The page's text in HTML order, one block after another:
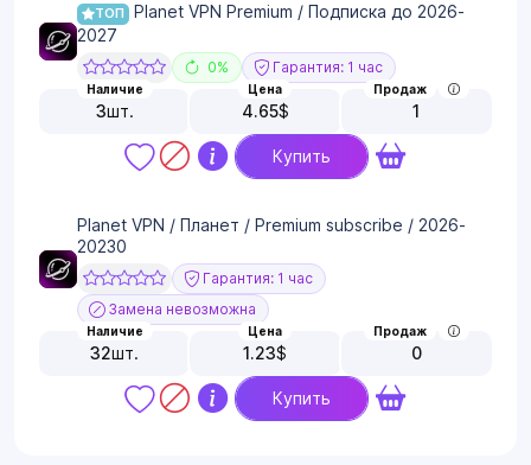
ТОП
Planet VPN Premium / Подписка до 2026-
2027
0% Гарантия: 1 час
Наличие
3шт.
Цена
4.65$
Продаж
1
Купить
Planet VPN / Планет / Premium subscribe / 2026-
20230
Гарантия: 1 час
Замена невозможна
Наличие
32шт.
Цена
1.23$
Продаж
0
Купить